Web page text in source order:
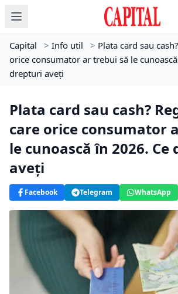
Capital > Info util > Plata card sau
orice consumator ar trebui să le
drepturi aveți
Plata card sau cash?
care orice consumator
le cunoască în 2026.
aveți
Facebook Telegram WhatsApp